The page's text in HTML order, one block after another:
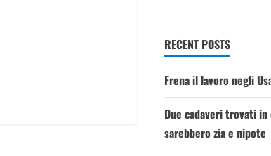
RECENT POSTS
Frena il lavoro negli
Due cadaveri trovati in
sarebbero zia e nipote